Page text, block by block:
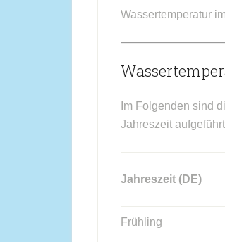
Wassertemperatur
Im Folgenden sind
Jahreszeit
Jahreszeit (DE)
Frühling